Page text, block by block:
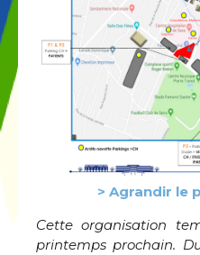
> Agrandir le
Cette organisation
printemps prochain.